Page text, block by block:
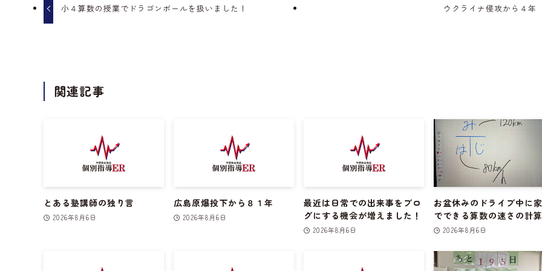
小４算数の授業でドラゴンボールを扱いました！ ウクライナ侵攻から４年
関連記事
とある塾講師の独り言
2026年8月6日
広島原爆投下から８１年
2026年8月6日
最近は日常での出来事をブロ
グにする機会が増えました！
2026年8月6日
お盆休みのドライブ中に
でできる算数の速さの計算
2026年8月6日